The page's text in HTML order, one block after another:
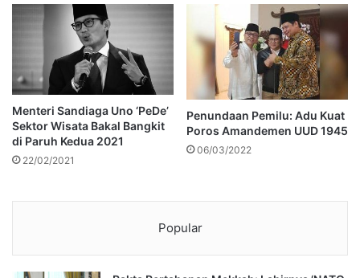
Menteri Sandiaga Uno ‘PeDe’
Sektor Wisata Bakal Bangkit
di Paruh Kedua 2021
22/02/2021
Penundaan Pemilu: Adu Kuat
Poros Amandemen UUD 1945
06/03/2022
Popular